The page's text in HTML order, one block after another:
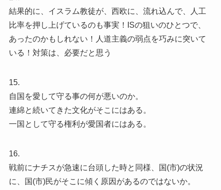
結果的に、イスラム教徒が、西欧に、流れ込んで、人工
比率を押し上げているのも事実！ISの狙いのひとつで、
あったのかもしれない！人道主義の弱点を巧みに突いて
いる！対策は、必要だと思う
15.
自国を愛して守る事の何が悪いのか。
連綿と続いてきた文化がそこにはある。
一国として守る権利が愛国者にはある。
16.
戦前にナチスが急速に台頭した時と同様、国(市)の状況
に、国(市)民がそこに傾く原因があるのではないか。